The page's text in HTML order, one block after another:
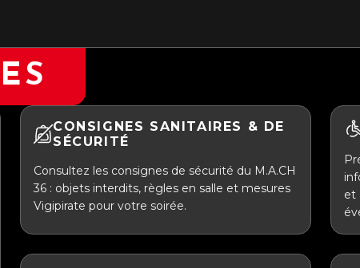
CONSIGNES SANITAIRES & DE
SÉCURITÉ
Consultez les consignes de sécurité du M.A.CH
36 : objets interdits, règles en salle et mesures
Vigipirate pour votre soirée.
et